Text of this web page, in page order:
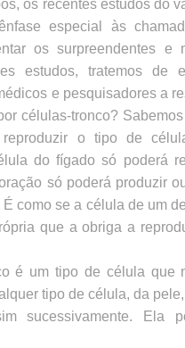
especial às
os surpreendentes e
estudos, tratemos de
e pesquisadores a
células-tronco?
o tipo de
do fígado só poderá
só poderá produzir
como se a célula de um
que a obriga a
é um tipo de célula que
tipo de célula, da
sucessivamente. Ela